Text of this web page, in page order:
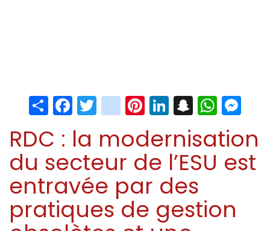
ShareFacebook
Twitter
instagram
Pinterest
LinkedIn
Snapchat
RDC : la modernisation
du secteur de l’ESU est
entravée par des
pratiques de gestion